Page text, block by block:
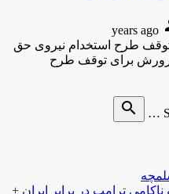
طرح استخدام نیروی حق
برای توقف طرح
search
ترامپ در برابر ایران +